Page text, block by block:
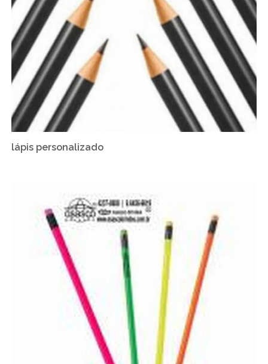
lápis personalizado